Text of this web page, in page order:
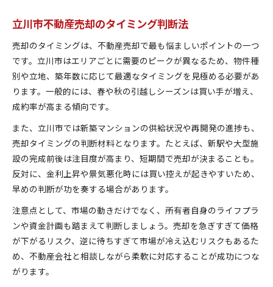
立川市不動産売却のタイミング判断法
売却のタイミングは、不動産売却で最も悩ましいポイントの一つ
です。立川市はエリアごとに需要のピークが異なるため、物件種
別や立地、築年数に応じて最適なタイミングを見極める必要があ
ります。一般的には、春や秋の引越しシーズンは買い手が増え、
成約率が高まる傾向です。
また、立川市では新築マンションの供給状況や再開発の進捗も、
売却タイミングの判断材料となります。たとえば、新駅や大型施
設の完成前後は注目度が高まり、短期間で売却が決まることも。
反対に、金利上昇や景気悪化時には買い控えが起きやすいため、
早めの判断が功を奏する場合があります。
注意点として、市場の動きだけでなく、所有者自身のライフプラ
ンや資金計画も踏まえて判断しましょう。売却を急ぎすぎて価格
が下がるリスク、逆に待ちすぎて市場が冷え込むリスクもあるた
め、不動産会社と相談しながら柔軟に対応することが成功につな
がります。